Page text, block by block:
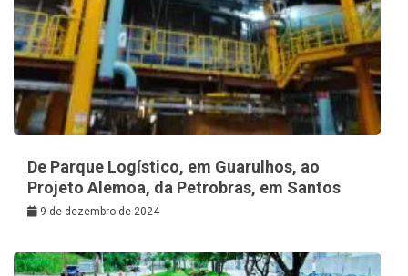
De Parque Logístico, em Guarulhos, ao
Projeto Alemoa, da Petrobras, em Santos
9 de dezembro de 2024